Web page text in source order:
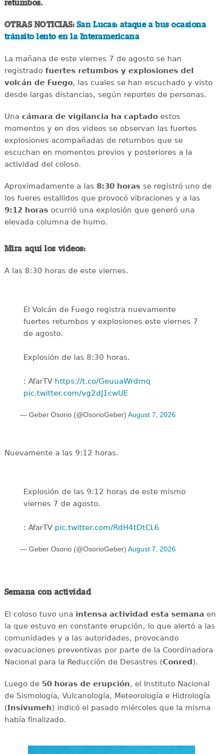
retumbos.
OTRAS NOTICIAS: San Lucas: ataque a bus ocasiona
tránsito lento en la Interamericana
La mañana de este viernes 7 de agosto se han
registrado fuertes retumbos y explosiones del
volcán de Fuego, las cuales se han escuchado y visto
desde largas distancias, según reportes de personas.
Una cámara de vigilancia ha captadoestos
momentos y en dos videos se observan las fuertes
explosiones acompañadas de retumbos que se
escuchan en momentos previos y posteriores a la
actividad del coloso.
Aproximadamente a las 8:30 horasse registró uno de
los fueres estallidos que provocó vibraciones y a las
9:12 horasocurrió una explosión que generó una
elevada columna de humo.
Mira aquí los videos:
A las 8:30 horas de este viernes.
El Volcán de Fuego registra nuevamente
fuertes retumbos y explosiones este viernes 7
de agosto.
Explosión de las 8:30 horas.
: AfarTV https://t.co/GeuuaWrdmq
pic.twitter.com/vg2dJ1cwUE
— Geber Osorio (@OsorioGeber) August 7, 2026
Nuevamente a las 9:12 horas.
Explosión de las 9:12 horas de este mismo
viernes 7 de agosto.
: AfarTV pic.twitter.com/RdH4tDtCL6
— Geber Osorio (@OsorioGeber) August 7, 2026
Semana con actividad
El coloso tuvo una intensa actividad esta semana en
la que estuvo en constante erupción, lo que alertó a las
comunidades y a las autoridades, provocando
evacuaciones preventivas por parte de la Coordinadora
Nacional para la Reducción de Desastres (Conred).
Luego de 50 horas de erupción, el Instituto Nacional
de Sismología, Vulcanología, Meteorología e Hidrología
(Insivumeh) indicó el pasado miércoles que la misma
había finalizado.